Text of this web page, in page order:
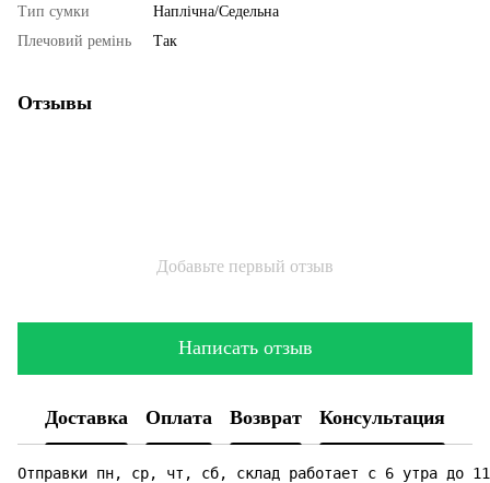
Тип сумки
Наплічна/Седельна
Плечовий ремінь
Так
Отзывы
Добавьте первый отзыв
Написать отзыв
Доставка Оплата Возврат Консультация
Отправки пн, ср, чт, сб, склад работает с 6 утра до